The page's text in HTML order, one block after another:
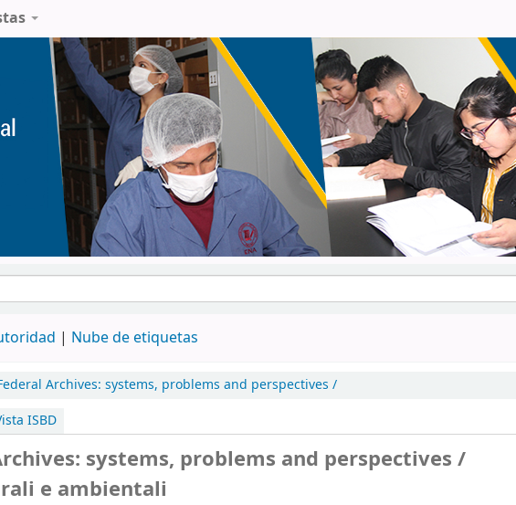
Nube de etiquetas
Archives: systems, problems and perspectives /
ISBD
systems, problems and perspectives /
e ambientali